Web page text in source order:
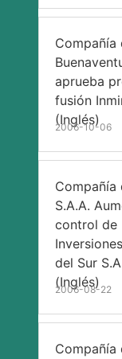
Compañía
aprueba
fusión
(Inglés)
2006-10-06
Compañía
S.A.A.
control de
del Sur
(Inglés)
2006-08-22
Compañía